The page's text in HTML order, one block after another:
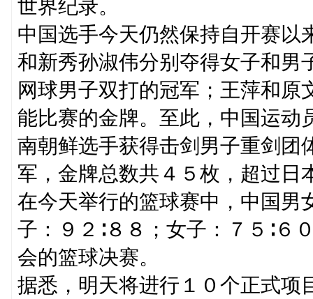
世界纪录。
中国选手今天仍然保持自开赛以
和新秀孙淑伟分别夺得女子和男
网球男子双打的冠军；王萍和
能比赛的金牌。至此，中国运动
南朝鲜选手获得击剑男子重剑团
军，金牌总数共４５枚，超过日
在今天举行的篮球赛中，中国男
子：９２∶８８；女子：７５∶６
会的篮球决赛。
据悉，明天将进行１０个正式项